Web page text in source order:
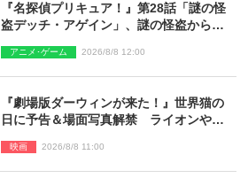
『名探偵プリキュア！』第28話「謎の怪
盗デッチ・アゲイン」、謎の怪盗から不
アニメ･ゲーム 2026/8/8 12:00
『劇場版ダーウィンが来た！』世界猫の
日に予告＆場面写真解禁 ライオンやマ
映画 2026/8/8 11:00